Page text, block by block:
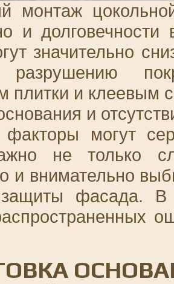
монтаж
и
значительно
разрушению
плитки и клеевым
и
могут
не только
и внимательно
фасада. В